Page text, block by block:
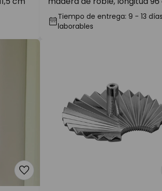
Tiempo de entrega: 9 - 13 días
laborables